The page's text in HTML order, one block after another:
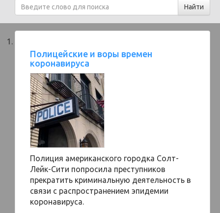
Полицейские и воры времен
коронавируса
Полиция американского городка Солт-
Лейк-Сити попросила преступников
прекратить криминальную деятельность в
связи с распространением эпидемии
коронавируса.